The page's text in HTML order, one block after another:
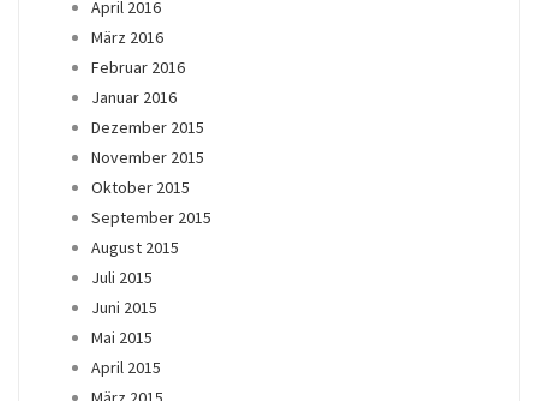
April 2016
März 2016
Februar 2016
Januar 2016
Dezember 2015
November 2015
Oktober 2015
September 2015
August 2015
Juli 2015
Juni 2015
Mai 2015
April 2015